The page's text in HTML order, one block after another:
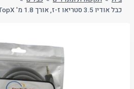
כבל אודיו 3.5 סטריאו ז-ז, אורך 1.8 מ' TopX